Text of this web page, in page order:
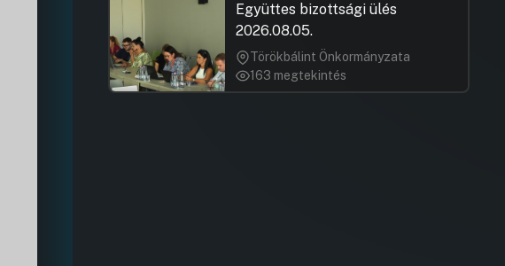
Együttes bizottsági ülés
2026.08.05.
Törökbálint Önkormányzata
163 megtekintés